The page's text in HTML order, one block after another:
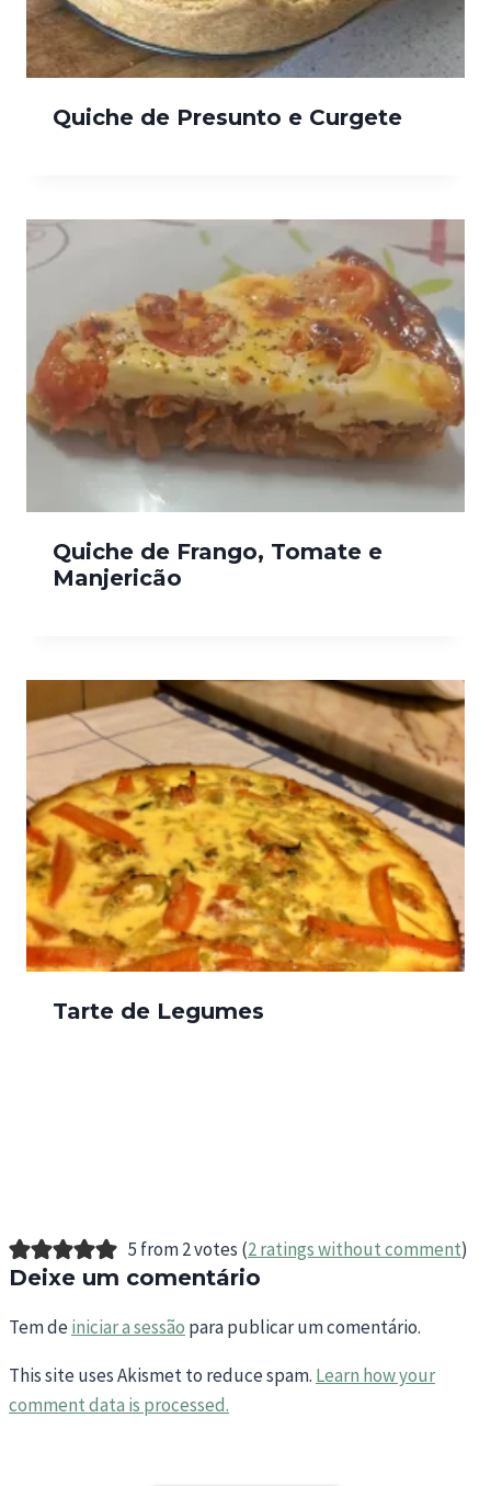
Quiche de Presunto e Curgete
Quiche de Frango, Tomate e
Manjericão
Tarte de Legumes
5 from 2 votes (2 ratings without comment)
Deixe um comentário
Tem deiniciar a sessão para publicar um comentário.
This site uses Akismet to reduce spam. Learn how your
comment data is processed.